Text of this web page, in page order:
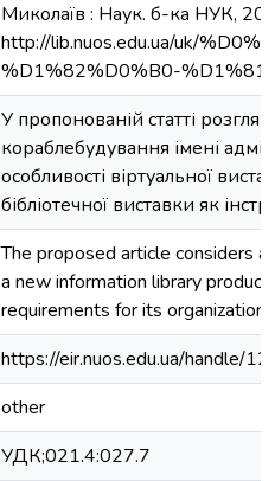
Миколаїв : Наук. б-ка НУК,
http://lib.nuos.edu.ua/uk/
%D1%82%D0%B0-
У пропонованій статті
кораблебудування імені
особливості віртуальної
бібліотечної виставки як
The proposed article considers
a new information library
requirements for its
https://eir.nuos.edu.ua/handle/
other
УДК;021.4:027.7